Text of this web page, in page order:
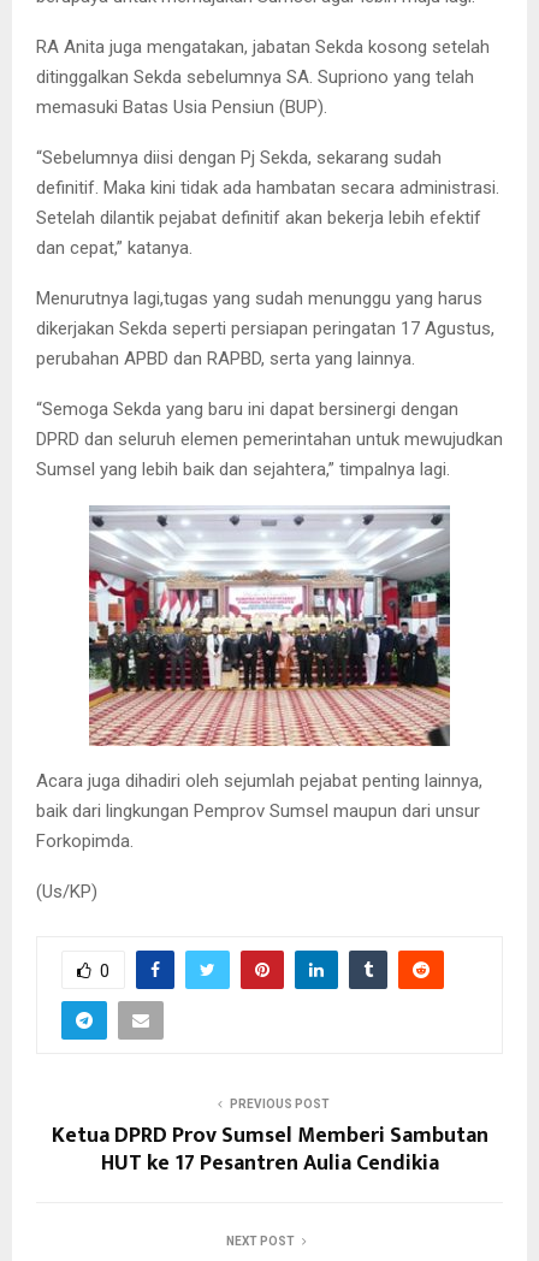
RA Anita juga mengatakan, jabatan Sekda kosong setelah
ditinggalkan Sekda sebelumnya SA. Supriono yang telah
memasuki Batas Usia Pensiun (BUP).
“Sebelumnya diisi dengan Pj Sekda, sekarang sudah
definitif. Maka kini tidak ada hambatan secara administrasi.
Setelah dilantik pejabat definitif akan bekerja lebih efektif
dan cepat,” katanya.
Menurutnya lagi,tugas yang sudah menunggu yang harus
dikerjakan Sekda seperti persiapan peringatan 17 Agustus,
perubahan APBD dan RAPBD, serta yang lainnya.
“Semoga Sekda yang baru ini dapat bersinergi dengan
DPRD dan seluruh elemen pemerintahan untuk mewujudkan
Sumsel yang lebih baik dan sejahtera,” timpalnya lagi.
Acara juga dihadiri oleh sejumlah pejabat penting lainnya,
baik dari lingkungan Pemprov Sumsel maupun dari unsur
Forkopimda.
(Us/KP)
0
PREVIOUS POST
Ketua DPRD Prov Sumsel Memberi Sambutan
HUT ke 17 Pesantren Aulia Cendikia
NEXT POST